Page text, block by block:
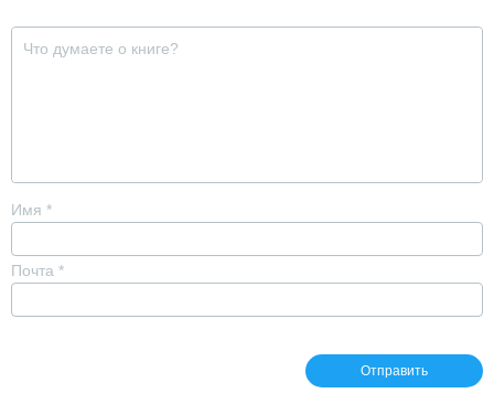
Имя *
Почта *